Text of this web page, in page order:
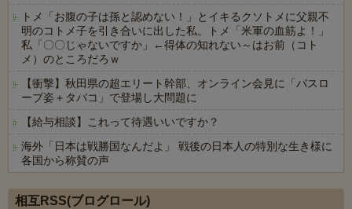
トメ「お腹の子は孫と認めない！」とイキるクソトメに父親不
明のコトメ子を引き合いに出した私。トメ「米軍の血筋よ！」
私「〇〇じゃないですか」←得体の知れない～はお前（コト
メ）のところだろｗ
【衝撃】秋田県の超エリート幹部、オンライン会見に「バスロ
ーブ姿＋タバコ」で登場し大問題に
【給与相談】これって待遇いいですか？
海外「日本は戦勝国なんだよ」 戦後の日本人の特別な生き様に
各国から称賛の声
相互RSS(ブログロール)